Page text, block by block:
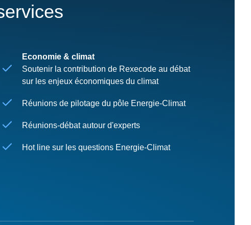
Economie & climat
Soutenir la contribution de Rexecode au débat
sur les enjeux économiques du climat
Réunions de pilotage du pôle Energie-Climat
Réunions-débat autour d'experts
Hot line sur les questions Energie-Climat